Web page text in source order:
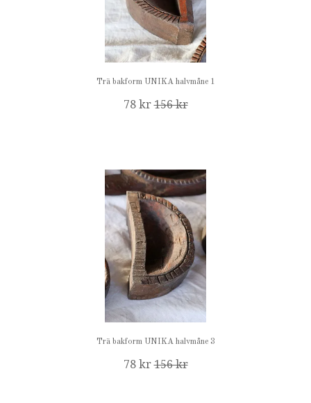
Trä bakform UNIKA halvmåne 1
78 kr156 kr
Trä bakform UNIKA halvmåne 3
78 kr156 kr